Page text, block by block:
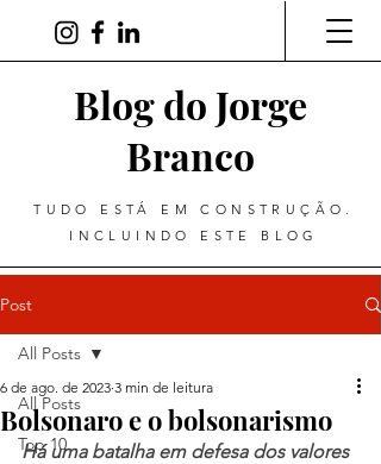
Blog do Jorge
Branco
TUDO ESTÁ EM CONSTRUÇÃO.
INCLUINDO ESTE BLOG
Post
All Posts
Top 10
All Posts
Bolsonaro e o bolsonarismo
6 de ago. de 2023 3 min de leitura
Há uma batalha em defesa dos valores